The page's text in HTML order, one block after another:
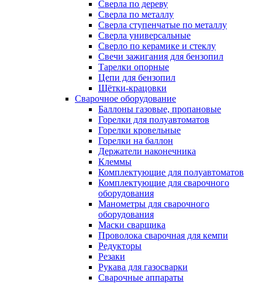
Сверла по дереву
Сверла по металлу
Сверла ступенчатые по металлу
Сверла универсальные
Сверло по керамике и стеклу
Свечи зажигания для бензопил
Тарелки опорные
Цепи для бензопил
Щётки-крацовки
Сварочное оборудование
Баллоны газовые, пропановые
Горелки для полуавтоматов
Горелки кровельные
Горелки на баллон
Держатели наконечника
Клеммы
Комплектующие для полуавтоматов
Комплектующие для сварочного
оборудования
Манометры для сварочного
оборудования
Маски сварщика
Проволока сварочная для кемпи
Редукторы
Резаки
Рукава для газосварки
Сварочные аппараты